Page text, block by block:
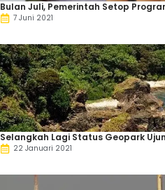
Bulan Juli, Pemerintah Setop
7 Juni 2021
Selangkah Lagi Status Geopark
22 Januari 2021